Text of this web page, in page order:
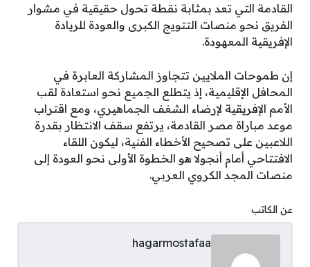
القادمة التي تعد بمثابة نقطة تحول حقيقية في مشوار
الفريق نحو منصات التتويج الكبرى والعودة للريادة
الإفريقية المعهودة.
إن طموحات الملايين تتجاوز المشاركة العابرة في
المحافل الإقليمية، إذ يتطلع الجميع نحو استعادة لقب
الأمم الإفريقية لإرضاء الشغف الجماهيري، ومع اقتراب
موعد مباراة مصر القادمة، يرتفع سقف الانتظار بقدرة
اللاعبين على تصحيح الأخطاء الفنية، ليكون اللقاء
الافتتاحي أمام أنجولا هو الخطوة الأولى نحو العودة إلى
منصات المجد الكروي العربي.
عن الكاتب
hagarmostafaa